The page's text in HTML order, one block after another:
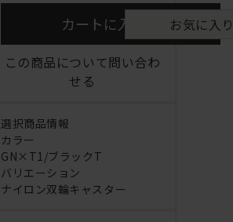
カートに入れる お気に入
この商品について問い合わ
せる
選択商品情報
カラー
GN×T1/ブラックT
バリエーション
ナイロン双輪キャスター